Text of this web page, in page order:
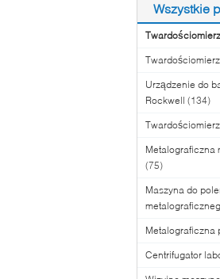
Wszystkie
Urządzenie do
Rockwell (134)
Metalograficzna
(75)
Maszyna do
Metalograficzna
Centrifugator